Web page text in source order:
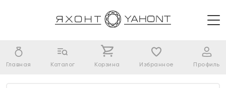
Главная Каталог Корзина Избранное Профиль